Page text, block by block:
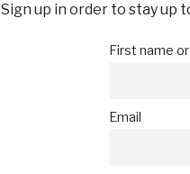
Sign up in order to stay
First name
Email